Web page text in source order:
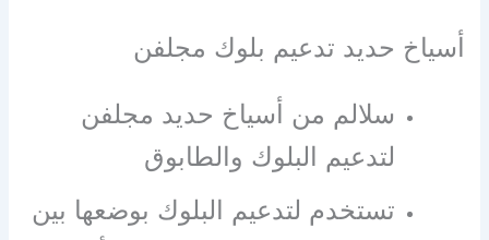
أسياخ حديد تدعيم بلوك مجلفن
سلالم من أسياخ حديد مجلفن
لتدعيم البلوك والطابوق
تستخدم لتدعيم البلوك بوضعها بين